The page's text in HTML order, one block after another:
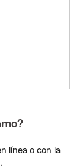
línea o con la
.